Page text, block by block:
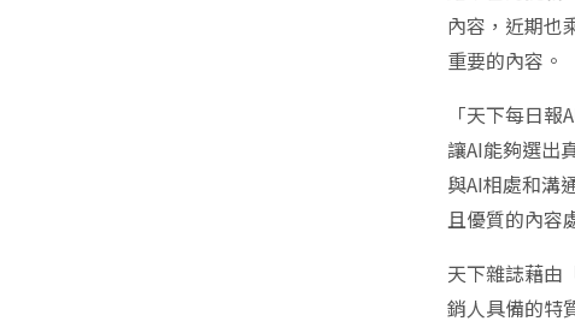
內容，近期也
重要的內容。
「天下每日
讓AI能夠選出
與AI相處和溝
且優質的內容
天下雜誌藉由
銷人具備的特